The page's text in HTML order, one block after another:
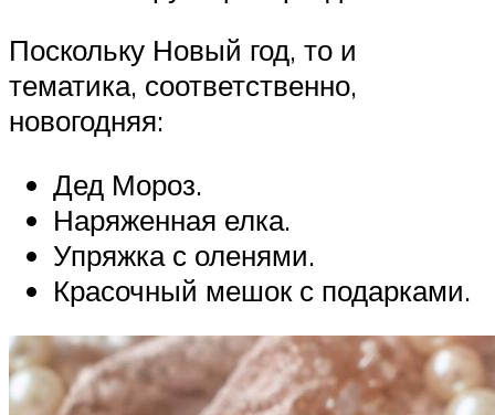
Поскольку Новый год, то и
тематика, соответственно,
новогодняя:
Дед Мороз.
Наряженная елка.
Упряжка с оленями.
Красочный мешок с подарками.